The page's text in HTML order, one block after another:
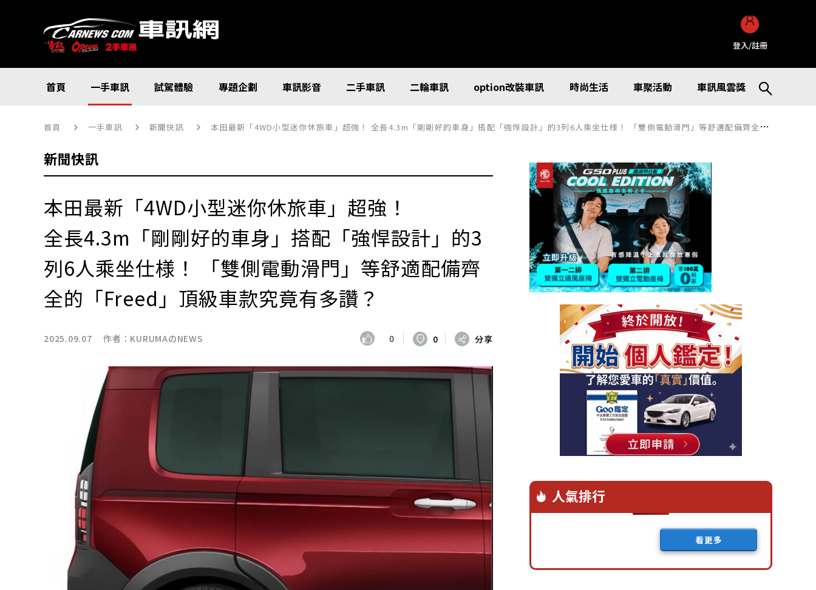
登入/註冊
首頁 一手車訊 試駕體驗 專題企劃 車訊影音 二手車訊 二輪車訊 option改裝車訊 時尚生活 車聚活動 車訊風雲獎
首頁 一手車訊 新聞快訊 本田最新「4WD小型迷你休旅車」超強！ 全長4.3m「剛剛好的車身」搭配「強悍設計」的3列6人乘坐仕様！ 「雙側電動滑門」等舒適配備齊全的「Freed」頂級車款究竟有多讚？
新聞快訊
本田最新「4WD小型迷你休旅車」超強！
全長4.3m「剛剛好的車身」搭配「強悍設計」的3
列6人乘坐仕様！ 「雙側電動滑門」等舒適配備齊
全的「Freed」頂級車款究竟有多讚？
2025.09.07 作者： KURUMAのNEWS 0 0 分享
人氣排行
看更多